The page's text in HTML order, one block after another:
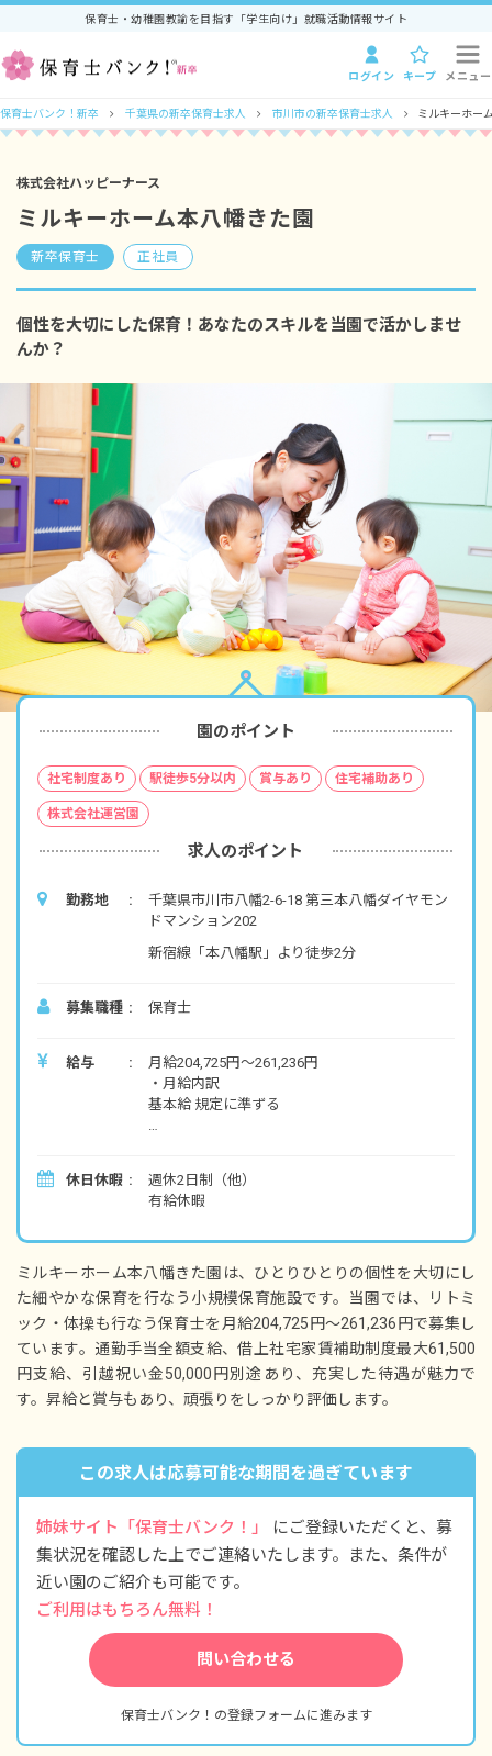
保育士・幼稚園教諭を目指す「学生向け」就職活動情報サイト
ログイン キープ メニュー
保育士バンク！新卒 千葉県の新卒保育士求人 市川市の新卒保育士求人 ミルキーホー
株式会社ハッピーナース
ミルキーホーム本八幡きた園
新卒保育士 正社員
個性を大切にした保育！あなたのスキルを当園で活かしませ
んか？
園のポイント
社宅制度あり 駅徒歩5分以内 賞与あり 住宅補助あり
株式会社運営園
求人のポイント
勤務地
千葉県市川市八幡2-6-18 第三本八幡ダイヤモン
ドマンション202
新宿線「本八幡駅」より徒歩2分
募集職種 保育士
給与
月給204,725円～261,236円
・月給内訳
基本給 規定に準ずる
借上社宅家賃補助制度 最大61,500円支給（お好
きな物件選べます/規定あり）
昇給あり 年1回見直しあり
賞与あり 年2回
※試用期間あり
休日休暇
週休2日制（他）
有給休暇
ミルキーホーム本八幡きた園は、ひとりひとりの個性を大切にし
た細やかな保育を行なう小規模保育施設です。当園では、リトミ
ック・体操も行なう保育士を月給204,725円～261,236円で募集し
ています。通勤手当全額支給、借上社宅家賃補助制度最大61,500
円支給、引越祝い金50,000円別途あり、充実した待遇が魅力で
す。昇給と賞与もあり、頑張りをしっかり評価します。
この求人は応募可能な期間を過ぎています
姉妹サイト「保育士バンク！」
にご登録いただくと、募
集状況を確認した上でご連絡いたします。また、条件が
近い園のご紹介も可能です。
ご利用はもちろん無料！
問い合わせる
保育士バンク！の登録フォームに進みます